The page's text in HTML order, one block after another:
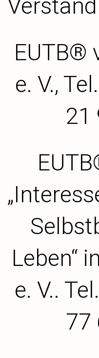
EUTB®
e. V.,
21
Leben“
e. V..
77